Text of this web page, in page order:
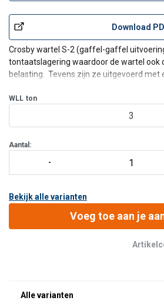
Download
Crosby wartel S-2 (gaffel-gaffel
tontaatslagering waardoor de wartel ook
belasting. Tevens zijn ze uitgevoerd met
x WLL.
De Crosby wartels uit de S-serie zijn
WLL ton
3
Aantal:
Bekijk alle varianten
Voeg toe aan je